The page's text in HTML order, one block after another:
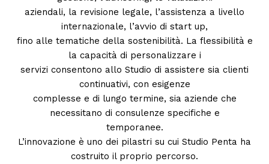
aziendali, la revisione legale, l’assistenza a livello
internazionale, l’avvio di start up,
fino alle tematiche della sostenibilità. La flessibilità e
la capacità di personalizzare i
servizi consentono allo Studio di assistere sia clienti
continuativi, con esigenze
complesse e di lungo termine, sia aziende che
necessitano di consulenze specifiche e
temporanee.
L’innovazione è uno dei pilastri su cui Studio Penta ha
costruito il proprio percorso.